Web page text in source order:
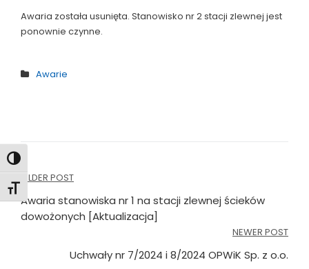
Toggle High Contrast
Toggle Font size
Awaria została usunięta. Stanowisko nr 2 stacji zlewnej jest
ponownie czynne.
Awarie
Nawigacja
wpisu
OLDER POST
Awaria stanowiska nr 1 na stacji zlewnej ścieków
dowożonych [Aktualizacja]
NEWER POST
Uchwały nr 7/2024 i 8/2024 OPWiK Sp. z o.o.